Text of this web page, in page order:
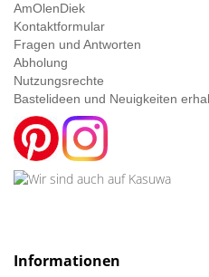
AmOlenDiek
Kontaktformular
Fragen und Antworten
Abholung
Nutzungsrechte
Bastelideen und Neuigkeiten
Informationen